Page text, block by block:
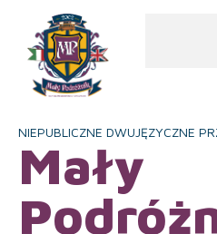
NIEPUBLICZNE DWUJĘZYCZNE
Mały